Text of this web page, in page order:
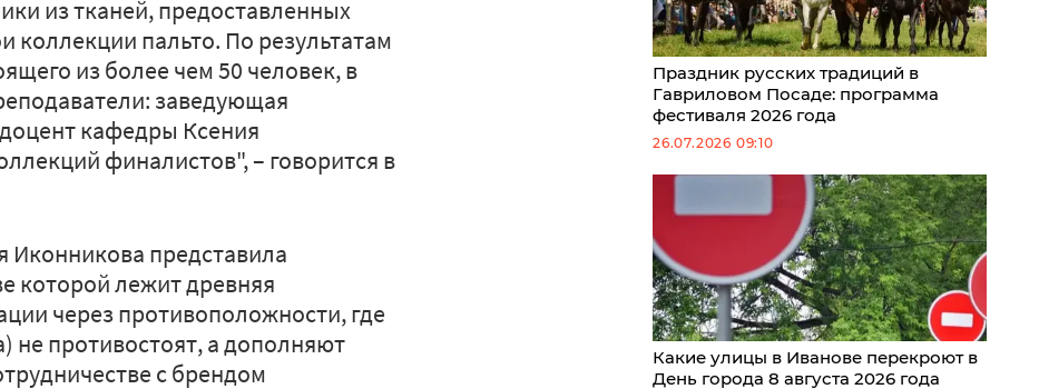
из тканей, предоставленных
пальто. По результатам
из более чем 50 человек, в
заведующая
кафедры Ксения
финалистов", – говорится в
Иконникова представила
которой лежит древняя
через противоположности, где
не противостоят, а дополняют
с брендом
Праздник русских традиций в
Гавриловом Посаде: программа
фестиваля 2026 года
26.07.2026 09:10
Какие улицы в Иванове перекроют в
День города 8 августа 2026 года